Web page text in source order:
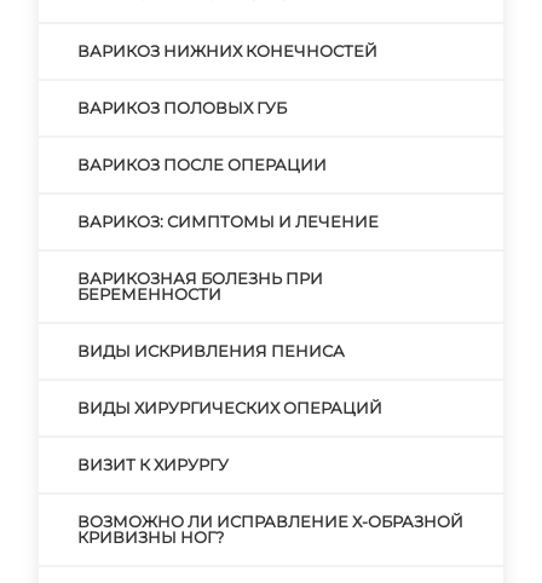
ВАРИКОЗ НИЖНИХ КОНЕЧНОСТЕЙ
ВАРИКОЗ ПОЛОВЫХ ГУБ
ВАРИКОЗ ПОСЛЕ ОПЕРАЦИИ
ВАРИКОЗ: СИМПТОМЫ И ЛЕЧЕНИЕ
ВАРИКОЗНАЯ БОЛЕЗНЬ ПРИ
БЕРЕМЕННОСТИ
ВИДЫ ИСКРИВЛЕНИЯ ПЕНИСА
ВИДЫ ХИРУРГИЧЕСКИХ ОПЕРАЦИЙ
ВИЗИТ К ХИРУРГУ
ВОЗМОЖНО ЛИ ИСПРАВЛЕНИЕ Х-ОБРАЗНОЙ
КРИВИЗНЫ НОГ?